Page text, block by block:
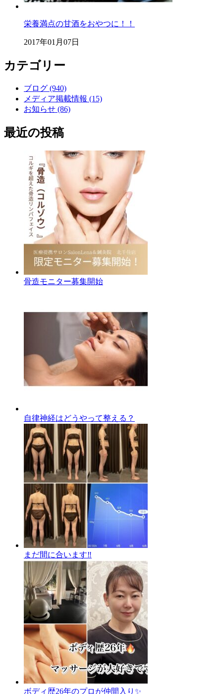
栄養満点の甘酒をおやつに！！
2017年01月07日
カテゴリー
ブログ (940)
メディア掲載情報 (15)
お知らせ (86)
最近の投稿
骨造モニター募集開始
自律神経はどうやって整える？
まだ間に合います‼️
ボディ歴26年のプロが仲間入り✨